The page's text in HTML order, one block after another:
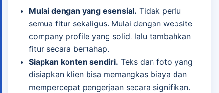
Mulai dengan yang esensial. Tidak perlu
semua fitur sekaligus. Mulai dengan website
company profile yang solid, lalu tambahkan
fitur secara bertahap.
Siapkan konten sendiri. Teks dan foto yang
disiapkan klien bisa memangkas biaya dan
mempercepat pengerjaan secara signifikan.